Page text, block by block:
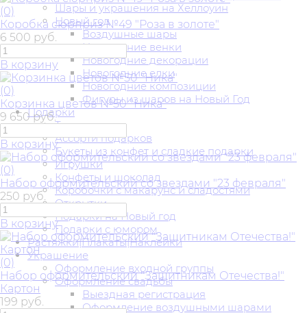
Шары и украшения на Хеллоуин
Новый год
Воздушные шары
Новогодние венки
Новогодние декорации
Новогодние елки
Новогодние композиции
Фигуры из шаров на Новый Год
Подарки
Тортики
Ассорти подарков
Букеты из конфет и сладкие подарки
Игрушки
Конфеты и шоколад
Коробочки с макарунс и сладостями
Открытки
Подарки на Новый год
Подарки с юмором
Растяжки|Плакаты|Наклейки
Украшение
Оформление входной группы
Оформление свадьбы
Выездная регистрация
Оформление воздушными шарами
(0)
Коробка сюрприз №49 "Роза в золоте"
6 500 руб.
В корзину
(0)
Корзинка цветов №50 "Ника"
9 650 руб.
В корзину
(0)
Набор оформительский со звездами "23 февраля"
250 руб.
В корзину
(0)
Набор оформительский "Защитникам Отечества!"
Картон
199 руб.